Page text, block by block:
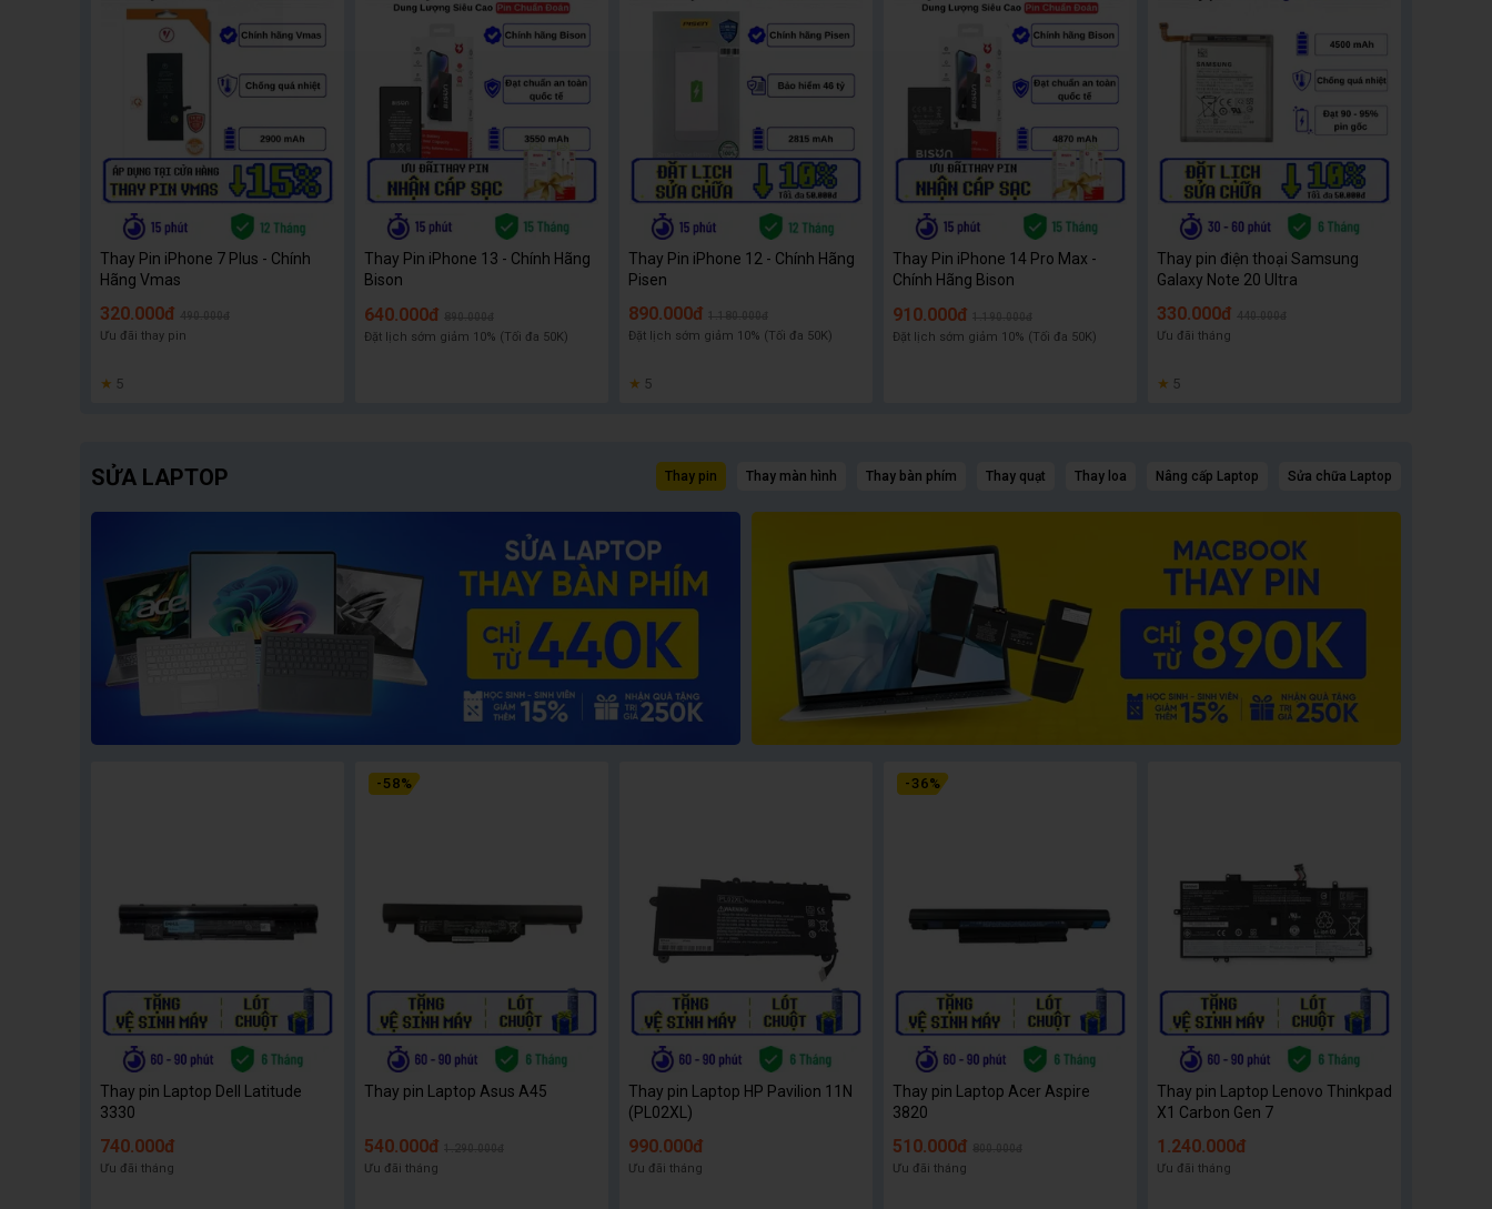
Thay Pin iPhone 7 Plus - Chính
Hãng Vmas
320.000đ
Ưu đãi thay pin
★ 5
Thay Pin iPhone 13 - Chính Hãng
Bison
640.000đ
Đặt lịch sớm giảm 10% (Tối đa 50K)
Thay Pin iPhone 12 - Chính Hãng
Pisen
890.000đ
Đặt lịch sớm giảm 10% (Tối đa 50K)
★ 5
Thay Pin iPhone 14 Pro Max -
Chính Hãng Bison
910.000đ
Đặt lịch sớm giảm 10% (Tối đa 50K)
Thay pin điện thoại Samsung
Galaxy Note 20 Ultra
330.000đ
Ưu đãi tháng
★ 5
SỬA LAPTOP Thay pin Thay màn hình Thay bàn phím Thay quạt Thay loa Nâng cấp Laptop Sửa chữa Laptop
Thay pin Laptop Dell Latitude
3330
740.000đ
Ưu đãi tháng
- 58%
Thay pin Laptop Asus A45
540.000đ
Ưu đãi tháng
Thay pin Laptop HP Pavilion 11N
(PL02XL)
990.000đ
Ưu đãi tháng
- 36%
Thay pin Laptop Acer Aspire
3820
510.000đ
Ưu đãi tháng
Thay pin Laptop Lenovo Thinkpad
X1 Carbon Gen 7
1.240.000đ
Ưu đãi tháng